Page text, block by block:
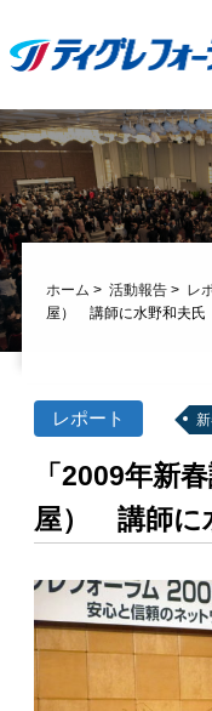
ホーム > 活動報告> レ
屋） 講師に水野和夫氏
レポート
「2009年新
屋） 講師に